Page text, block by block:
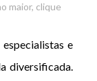
maior, clique
e
diversificada.